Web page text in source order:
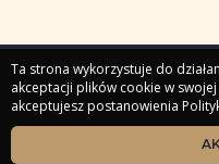
Strona główna
Produkty cyfrowe
Ta strona wykorzystuje do
akceptacji plików cookie w
akceptujesz postanowienia